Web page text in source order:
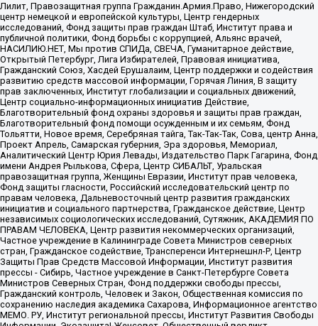
Лилит, Правозащитная группа Гражданин.Армия.Право, Нижегородский
центр немецкой и европейской культуры, Центр гендерных
исследований, Фонд защиты прав граждан Штаб, Институт права и
публичной политики, Фонд борьбы с коррупцией, Альянс врачей,
НАСИЛИЮ.НЕТ, Мы против СПИДа, СВЕЧА, Гуманитарное действие,
Открытый Петербург, Лига Избирателей, Правовая инициатива,
Гражданский Союз, Хасдей Ерушалаим, Центр поддержки и содействия
развитию средств массовой информации, Горячая Линия, В защиту
прав заключенных, Институт глобализации и социальных движений,
Центр социально-информационных инициатив Действие,
Благотворительный фонд охраны здоровья и защиты прав граждан,
Благотворительный фонд помощи осужденным и их семьям, Фонд
Тольятти, Новое время, Серебряная тайга, Так-Так-Так, Сова, центр Анна,
Проект Апрель, Самарская губерния, Эра здоровья, Мемориал,
Аналитический Центр Юрия Левады, Издательство Парк Гагарина, Фонд
имени Андрея Рылькова, Сфера, Центр СИБАЛЬТ, Уральская
правозащитная группа, Женщины Евразии, Институт прав человека,
Фонд защиты гласности, Российский исследовательский центр по
правам человека, Дальневосточный центр развития гражданских
инициатив и социального партнерства, Гражданское действие, Центр
независимых социологических исследований, Сутяжник, АКАДЕМИЯ ПО
ПРАВАМ ЧЕЛОВЕКА, Центр развития некоммерческих организаций,
Частное учреждение в Калининграде Совета Министров северных
стран, Гражданское содействие, Трансперенси Интернешнл-Р, Центр
Защиты Прав Средств Массовой Информации, Институт развития
прессы - Сибирь, Частное учреждение в Санкт-Петербурге Совета
Министров Северных Стран, Фонд поддержки свободы прессы,
Гражданский контроль, Человек и Закон, Общественная комиссия по
сохранению наследия академика Сахарова, Информационное агентство
МЕМО. РУ, Институт региональной прессы, Институт Развития Свободы